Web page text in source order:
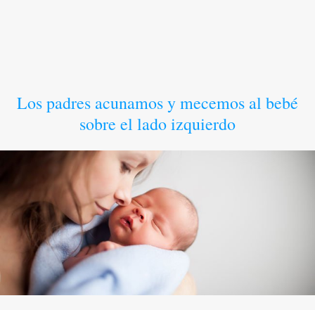
Los padres acunamos y mecemos al bebé
sobre el lado izquierdo